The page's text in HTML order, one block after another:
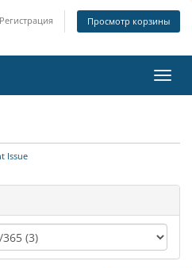
Регистрация Просмотр корзины
Issue